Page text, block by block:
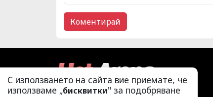
С използването на сайта вие приемате, че
използваме „бисквитки" за подобряване